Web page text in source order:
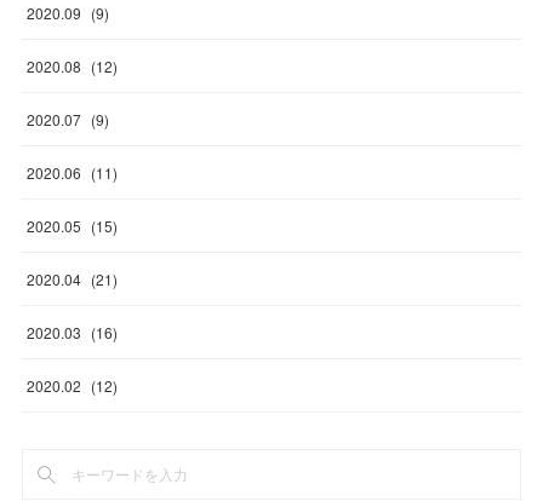
2020.09 (9)
2020.08 (12)
2020.07 (9)
2020.06 (11)
2020.05 (15)
2020.04 (21)
2020.03 (16)
2020.02 (12)